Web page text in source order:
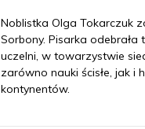
Noblistka Olga Tokarczuk
Sorbony. Pisarka
uczelni, w towarzystwie
zarówno nauki ścisłe, jak i
kontynentów.